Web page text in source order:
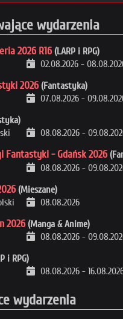
wydarzenia
2026 R16 (LARP i RPG)
02.08.2026 -
2026 (Fantastyka)
07.08.2026 -
08.08.2026 -
Fantastyki - Gdańsk 2026
08.08.2026 -
(Mieszane)
08.08.2026
2026 (Manga & Anime)
08.08.2026 -
i RPG)
08.08.2026 -
wydarzenia